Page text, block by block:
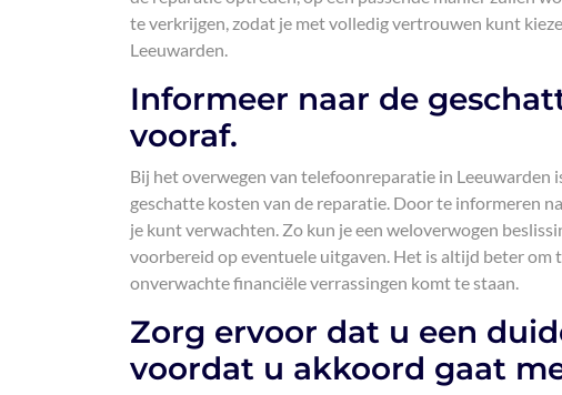
te verkrijgen, zodat je met volledig vertrouwen kunt
Leeuwarden.
Informeer naar de
vooraf.
Bij het overwegen van telefoonreparatie in
geschatte kosten van de reparatie. Door te informeren
je kunt verwachten. Zo kun je een weloverwogen
voorbereid op eventuele uitgaven. Het is altijd beter
onverwachte financiële verrassingen komt te staan.
Zorg ervoor dat u een
voordat u akkoord gaat